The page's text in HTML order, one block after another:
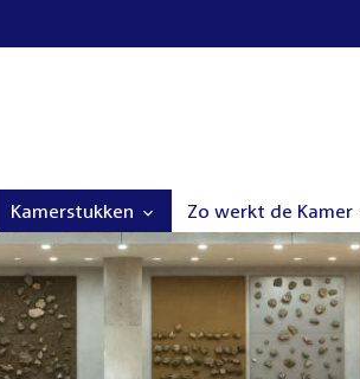
Kamerstukken Zo werkt de Kamer